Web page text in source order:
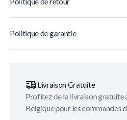
Politique de garantie
Livraison Gratuite
Profitez de la livraison gratuite
Belgique pour les commandes